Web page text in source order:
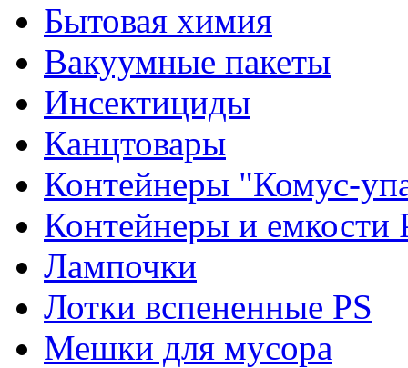
Бытовая химия
Вакуумные пакеты
Инсектициды
Канцтовары
Контейнеры "Комус-
Контейнеры и емкости
Лампочки
Лотки вспененные PS
Мешки для мусора